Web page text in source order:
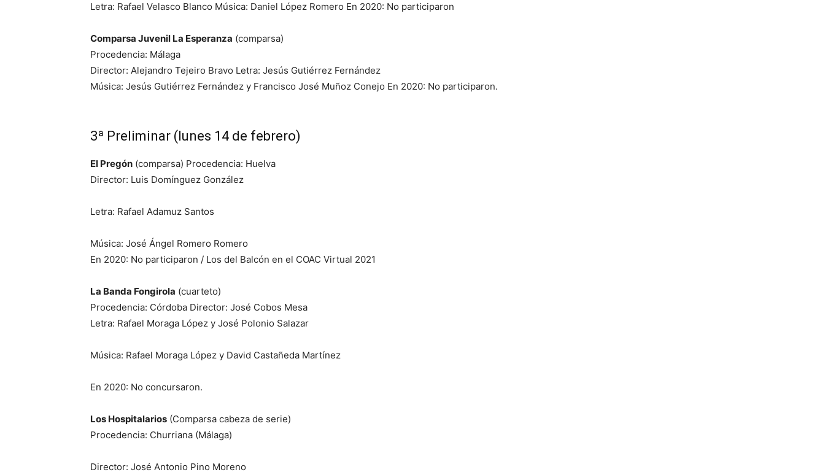
Letra: Rafael Velasco Blanco Música: Daniel López Romero En 2020: No participaron
Comparsa Juvenil La Esperanza (comparsa)
Procedencia: Málaga
Director: Alejandro Tejeiro Bravo Letra: Jesús Gutiérrez Fernández
Música: Jesús Gutiérrez Fernández y Francisco José Muñoz Conejo En 2020: No participaron.
3ª Preliminar (lunes 14 de febrero)
El Pregón (comparsa) Procedencia: Huelva
Director: Luis Domínguez González
Letra: Rafael Adamuz Santos
Música: José Ángel Romero Romero
En 2020: No participaron / Los del Balcón en el COAC Virtual 2021
La Banda Fongirola (cuarteto)
Procedencia: Córdoba Director: José Cobos Mesa
Letra: Rafael Moraga López y José Polonio Salazar
Música: Rafael Moraga López y David Castañeda Martínez
En 2020: No concursaron.
Los Hospitalarios (Comparsa cabeza de serie)
Procedencia: Churriana (Málaga)
Director: José Antonio Pino Moreno